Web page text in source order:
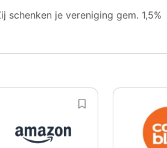
je vereniging gem. 1,5%